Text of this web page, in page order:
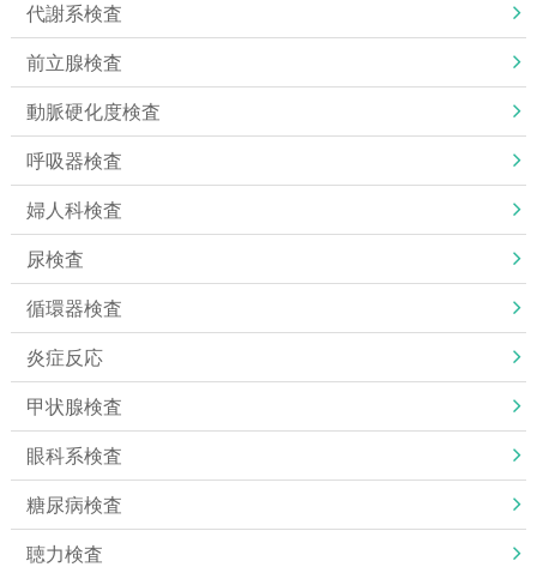
代謝系検査
前立腺検査
動脈硬化度検査
呼吸器検査
婦人科検査
尿検査
循環器検査
炎症反応
甲状腺検査
眼科系検査
糖尿病検査
聴力検査